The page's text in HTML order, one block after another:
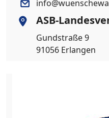
ASB-
Gundstraße 9
91056 Erlangen